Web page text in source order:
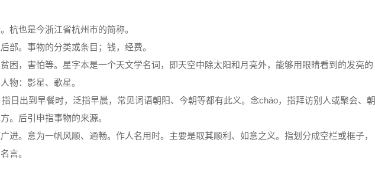
杭也是今浙江省杭州市的简称。
部。事物的分类或条目；钱，经费。
困，害怕等。星字本是一个天文学名词，即天空中除太阳和月亮外，能够用眼睛看到的发亮的
物：影星、歌星。
指日出到早餐时，泛指早晨，常见词语朝阳、今朝等都有此义。念cháo，指拜访别人或聚会、朝
。后引申指事物的来源。
进。意为一帆风顺、通畅。作人名用时。主要是取其顺利、如意之义。指划分成空栏或框子，
言。